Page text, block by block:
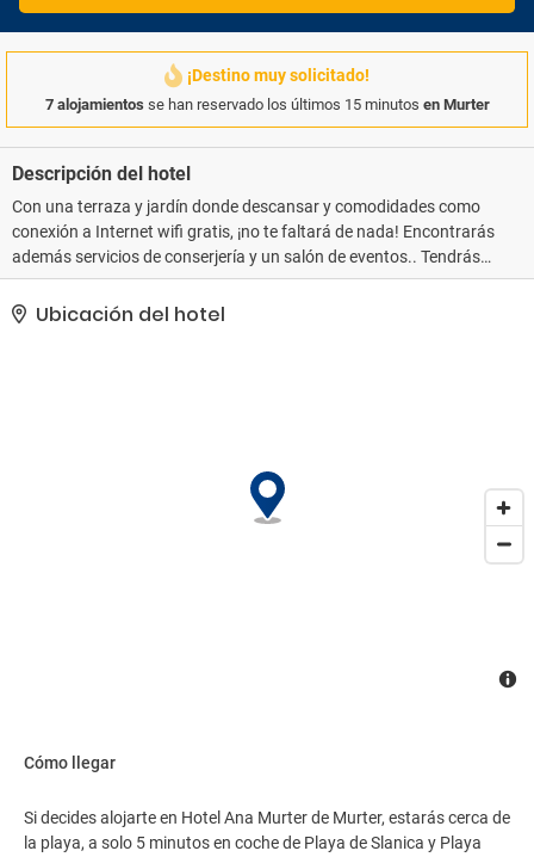
¡Destino muy solicitado!
7 alojamientos se han reservado los últimos 15 minutos en Murter
Descripción del hotel
Con una terraza y jardín donde descansar y comodidades como
conexión a Internet wifi gratis, ¡no te faltará de nada! Encontrarás
además servicios de conserjería y un salón de eventos.. Tendrás
check-out exprés, consigna de equipaje y una caja fuerte en
recepción a tu disposición. Pagando un pequeño suplemento
Ubicación del hotel
Cómo llegar
Si decides alojarte en Hotel Ana Murter de Murter, estarás cerca de
la playa, a solo 5 minutos en coche de Playa de Slanica y Playa